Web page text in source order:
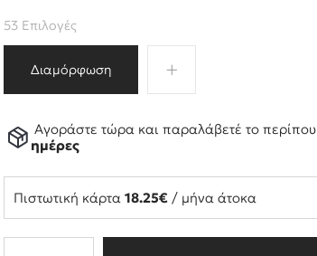
Διαμόρφωση
53 Επιλογές
Αγοράστε τώρα και παραλάβετέ το περίπου
ημέρες
Πιστωτική κάρτα18.25€ / μήνα άτοκα